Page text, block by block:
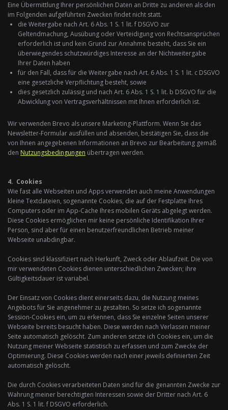
Eine Übermittlung Ihrer persönlichen Daten an Dritte zu anderen als den
im Folgenden aufgeführten Zwecken findet nicht statt.
die Weitergabe nach Art. 6 Abs. 1 S. 1 lit. f DSGVO zur
Geltendmachung, Ausübung oder Verteidigung von Rechtsansprüchen
erforderlich ist und kein Grund zur Annahme besteht, dass Sie ein
überwiegendes schutzwürdiges Interesse an der Nichtweitergabe
Ihrer Daten haben
für den Fall, dass für die Weitergabe nach Art. 6 Abs. 1 S. 1 lit. c DSGVO
eine gesetzliche Verpflichtung besteht, sowie
dies gesetzlich zulässig und nach Art. 6 Abs. 1 S. 1 lit. b DSGVO für die
Abwicklung von Vertragsverhältnissen mit Ihnen erforderlich ist.
Wir verwenden Brevo als unsere Marketing-Plattform. Wenn Sie das
Newsletter-Formular ausfüllen und absenden, bestätigen Sie, dass die
von Ihnen angegebenen Informationen an Brevo zur Bearbeitung gemäß
den Nutzungsbedingungen übertragen werden.
4. Cookies
Wie fast alle Webseiten und Apps verwenden auch meine Anwendungen
kleine Textdateien, sogenannte Cookies, die auf der Festplatte Ihres
Computers oder im App-Cache Ihres mobilen Geräts abgelegt werden.
Diese Cookies ermöglichen mir keine persönliche Identifikation Ihrer
Person, sind aber für einen benutzerfreundlichen Betrieb meiner
Webseite unabdingbar.
Cookies sind klassifiziert nach Herkunft, Zweck oder Ablaufzeit. Die von
mir verwendeten Cookies dienen unterschiedlichen Zwecken; ihre
Gültigkeitsdauer ist variabel.
Der Einsatz von Cookies dient einerseits dazu, die Nutzung meines
Angebots für Sie angenehmer zu gestalten. So setze ich sogenannte
Session-Cookies ein, um zu erkennen, dass Sie einzelne Seiten unserer
Webseite bereits besucht haben. Diese werden nach Verlassen meiner
Seite automatisch gelöscht. Zum anderen setzte ich Cookies ein, um die
Nutzung meiner Webseite statistisch zu erfassen und zum Zwecke der
Optimierung. Diese Cookies werden nach einer jeweils definierten Zeit
automatisch gelöscht.
Die durch Cookies verarbeiteten Daten sind für die genannten Zwecke zur
Wahrung meiner berechtigten Interessen sowie der Dritter nach Art. 6
Abs. 1 S. 1 lit. f DSGVO erforderlich.